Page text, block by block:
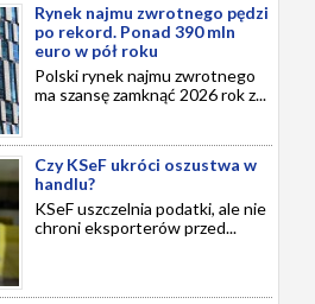
Rynek najmu zwrotnego pędzi
po rekord. Ponad 390 mln
euro w pół roku
Polski rynek najmu zwrotnego
ma szansę zamknąć 2026 rok z...
Czy KSeF ukróci oszustwa w
handlu?
KSeF uszczelnia podatki, ale nie
chroni eksporterów przed...